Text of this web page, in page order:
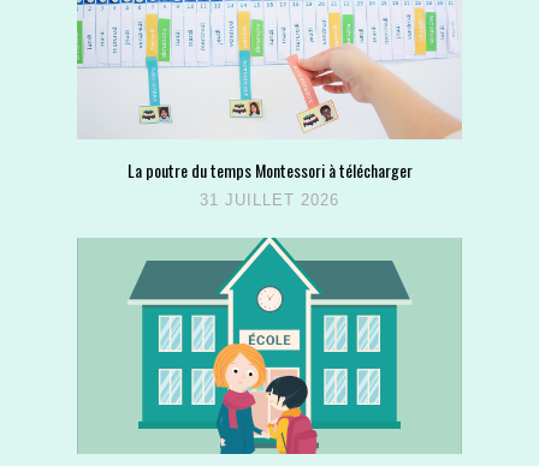
La poutre du temps Montessori à télécharger
31 JUILLET 2026